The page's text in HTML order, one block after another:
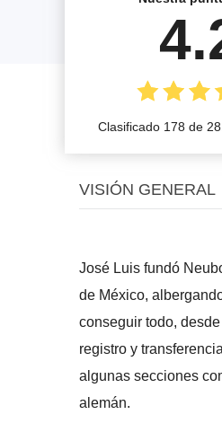
Clasificado 178 de
VISIÓN GENERAL
José Luis fundó
de México,
conseguir todo,
registro y
algunas secciones
alemán.